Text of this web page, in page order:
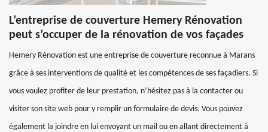
L’entreprise de couverture Hemery Rénovation
peut s’occuper de la rénovation de vos façades
Hemery Rénovation est une entreprise de couverture reconnue à Marans
grâce à ses interventions de qualité et les compétences de ses façadiers. Si
vous voulez profiter de leur prestation, n’hésitez pas à la contacter ou
visiter son site web pour y remplir un formulaire de devis. Vous pouvez
également la joindre en lui envoyant un mail ou en allant directement à